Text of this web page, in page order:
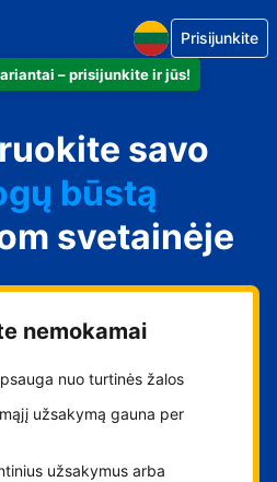
– prisijunkite ir jūs!
Prisijunkite
savo
būstą
namus
pusryčiais
svetainėje
nemokamai
nuo turtinės žalos
užsakymą gauna per
užsakymus arba